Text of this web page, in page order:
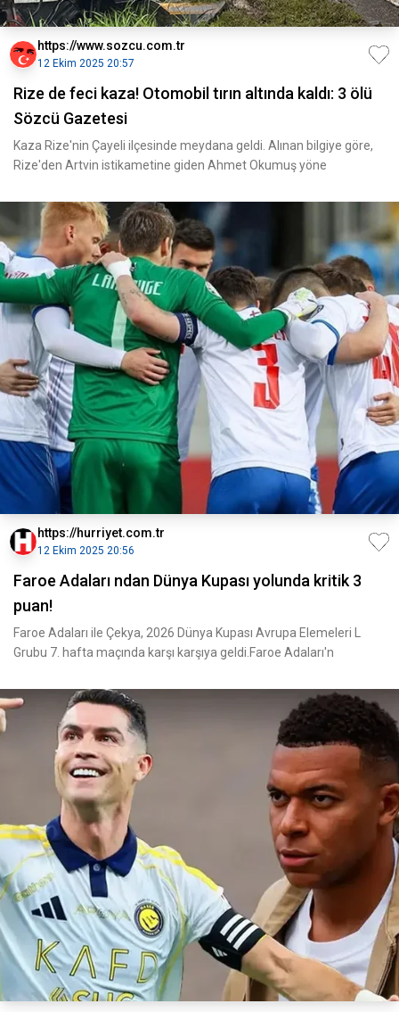
https://www.sozcu.com.tr
12 Ekim 2025 20:57
Rize de feci kaza! Otomobil tırın altında kaldı: 3 ölü
Sözcü Gazetesi
Kaza Rize'nin Çayeli ilçesinde meydana geldi. Alınan bilgiye göre,
Rize'den Artvin istikametine giden Ahmet Okumuş yöne
https://hurriyet.com.tr
12 Ekim 2025 20:56
Faroe Adaları ndan Dünya Kupası yolunda kritik 3
puan!
Faroe Adaları ile Çekya, 2026 Dünya Kupası Avrupa Elemeleri L
Grubu 7. hafta maçında karşı karşıya geldi.Faroe Adaları'n